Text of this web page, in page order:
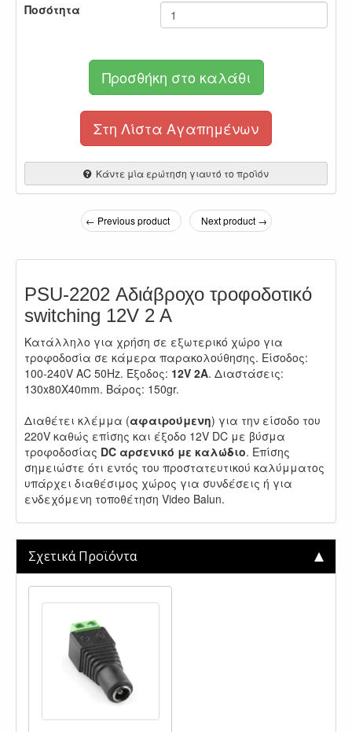
Ποσότητα
Προσθήκη στο καλάθι
Στη Λίστα Αγαπημένων
Κάντε μία ερώτηση γιαυτό το προϊόν
← Previous product Next product →
PSU-2202 Αδιάβροχο τροφοδοτικό
switching 12V 2 A
Κατάλληλο για χρήση σε εξωτερικό χώρο για
τροφοδοσία σε κάμερα παρακολούθησης. Είσοδος:
100-240V AC 50Hz. Έξοδος: 12V 2A. Διαστάσεις:
130x80Χ40mm. Βάρος: 150gr.
Διαθέτει κλέμμα (αφαιρούμενη) για την είσοδο του
220V καθώς επίσης και έξοδο 12V DC με βύσμα
τροφοδοσίας DC αρσενικό με καλώδιο. Επίσης
σημειώστε ότι εντός του προστατευτικού καλύμματος
υπάρχει διαθέσιμος χώρος για συνδέσεις ή για
ενδεχόμενη τοποθέτηση Video Balun.
Σχετικά Προϊόντα